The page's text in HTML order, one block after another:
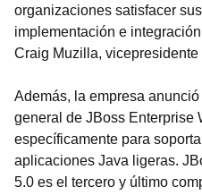
organizaciones satisfacer
implementación e
Craig Muzilla,
Además, la empresa
general de JBoss Enterprise
específicamente para
aplicaciones Java ligeras.
5.0 es el tercero y último